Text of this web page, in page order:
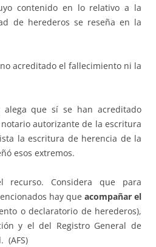
contenido en lo relativo a la
de herederos se reseña en la
acreditado el fallecimiento ni la
alega que sí se han acreditado
autorizante de la escritura
la escritura de herencia de la
esos extremos.
recurso. Considera que para
hay que acompañar el
o declaratorio de herederos),
y el del Registro General de
(AFS)